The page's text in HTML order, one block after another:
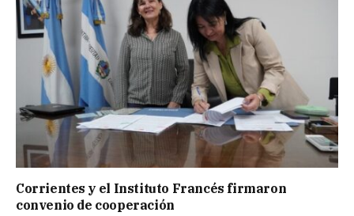
Corrientes y el Instituto Francés firmaron
convenio de cooperación